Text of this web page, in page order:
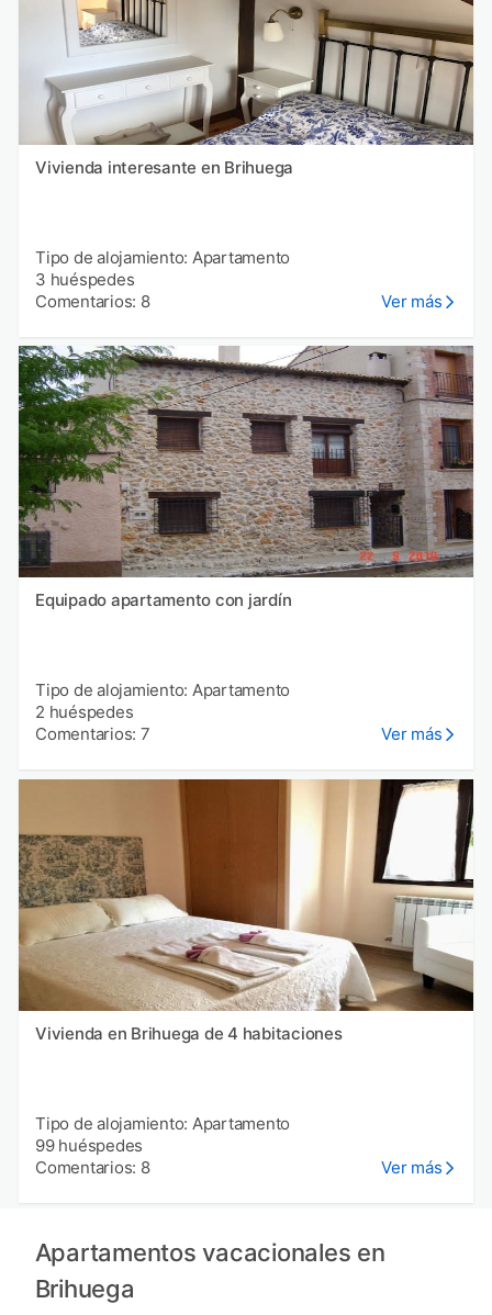
Vivienda interesante en Brihuega
Tipo de alojamiento: Apartamento
3 huéspedes
Comentarios: 8
Ver más
Equipado apartamento con jardín
Tipo de alojamiento: Apartamento
2 huéspedes
Comentarios: 7
Ver más
Vivienda en Brihuega de 4 habitaciones
Tipo de alojamiento: Apartamento
99 huéspedes
Comentarios: 8
Ver más
Apartamentos vacacionales en
Brihuega